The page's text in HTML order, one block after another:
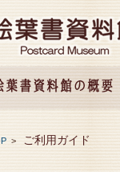
葉書資料館の概要
> ご利用ガイド